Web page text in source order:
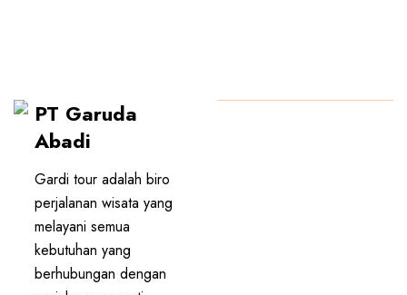
PT Garuda
Abadi
Gardi tour adalah biro
perjalanan wisata yang
melayani semua
kebutuhan yang
berhubungan dengan